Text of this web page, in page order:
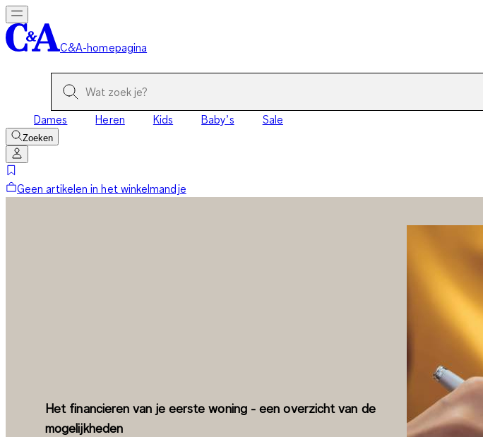
C&A-homepagina
Dames Heren Kids Baby’s Sale
Zoeken
Geen artikelen in het winkelmandje
Het financieren van je eerste woning - een overzicht van de
mogelijkheden